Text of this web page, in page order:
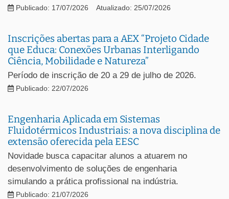
Publicado: 17/07/2026 Atualizado: 25/07/2026
Inscrições abertas para a AEX “Projeto Cidade
que Educa: Conexões Urbanas Interligando
Ciência, Mobilidade e Natureza”
Período de inscrição de 20 a 29 de julho de 2026.
Publicado: 22/07/2026
Engenharia Aplicada em Sistemas
Fluidotérmicos Industriais: a nova disciplina de
extensão oferecida pela EESC
Novidade busca capacitar alunos a atuarem no
desenvolvimento de soluções de engenharia
simulando a prática profissional na indústria.
Publicado: 21/07/2026